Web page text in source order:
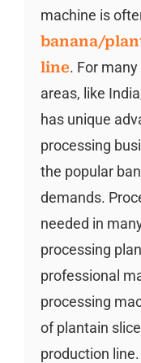
machine is
banana/
line. For
areas, like
has unique
processing
the popular
demands.
needed in
processing
professional
processing
of plantain
production line.